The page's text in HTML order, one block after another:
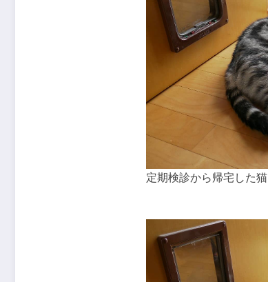
定期検診から帰宅した猫